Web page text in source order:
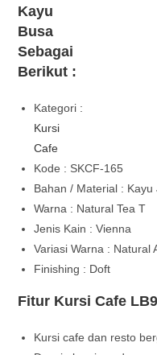
Kayu
Busa
Sebagai
Berikut :
Kategori :
Kursi
Cafe
Kode : SKCF-165
Bahan / Material : Kayu
Warna : Natural Tea T
Jenis Kain : Vienna
Variasi Warna : Natural
Finishing : Doft
Fitur Kursi Cafe
Kursi cafe dan resto